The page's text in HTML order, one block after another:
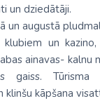
un dziedātāji.
un augustā
un
ainavas- kalnu
gaiss. Tūrisma
klinšu kāpšana